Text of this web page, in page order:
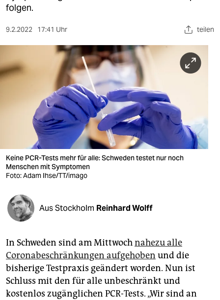
gesellschaft
kultur
sport
berlin
wahrheit
verlag
veranstaltungen
shop
fragen & hilfe
abo
genossenschaft
epaper login
folgen.
9.2.2022 17:41 Uhr teilen
Keine PCR-Tests mehr für alle: Schweden testet nur noch
Menschen mit Symptomen
Foto: Adam Ihse/TT/imago
Aus Stockholm Reinhard Wolff
In Schweden sind am Mittwochnahezu alle
Coronabeschränkungen aufgehoben und die
bisherige Testpraxis geändert worden. Nun ist
Schluss mit den für alle unbeschränkt und
kostenlos zugänglichen PCR-Tests. „Wir sind an